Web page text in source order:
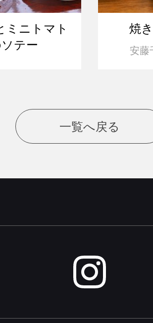
ミニトマト
テー
焼
安藤
一覧へ戻る